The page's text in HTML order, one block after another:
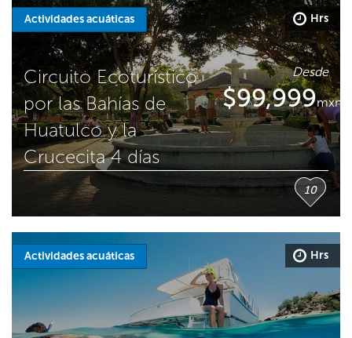
Actividades acuáticas Hrs
Circuito Ecoturístico
por las Bahías de
Huatulco y la
Crucecita 4 días
Desde
$99,999mxn
10
Actividades acuáticas Hrs